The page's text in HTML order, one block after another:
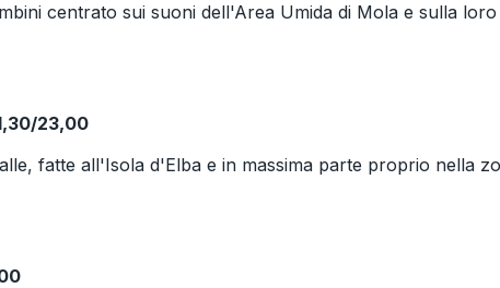
centrato sui suoni dell'Area Umida di Mola e sulla loro
23,00
fatte all'Isola d'Elba e in massima parte proprio nella